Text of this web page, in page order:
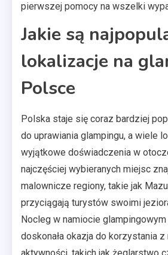
pierwszej pomocy na wszelki
Jakie są
lokalizacje na
Polsce
Polska staje się coraz bardziej
do uprawiania glampingu, a wiele
wyjątkowe doświadczenia w
najczęściej wybieranych miejsc
malownicze regiony, takie jak
przyciągają turystów swoimi
Nocleg w namiocie
doskonała okazja do korzystania